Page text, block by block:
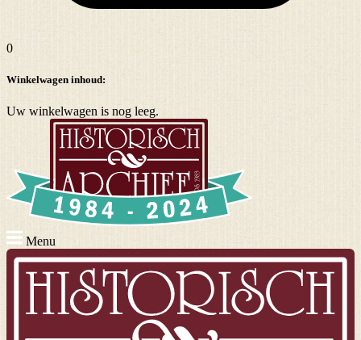
0
Winkelwagen inhoud:
Uw winkelwagen is nog leeg.
Menu